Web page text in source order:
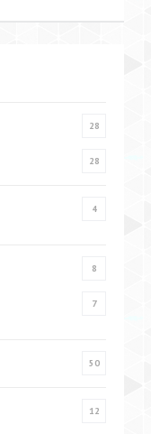
28
28
4
8
7
50
12